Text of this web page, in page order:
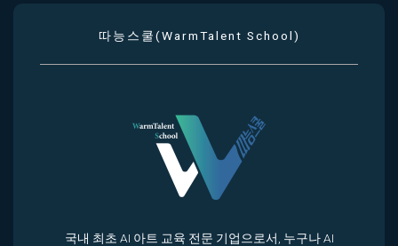
따능스쿨(WarmTalent School)
국내 최초 AI 아트 교육 전문 기업으로서, 누구나 AI